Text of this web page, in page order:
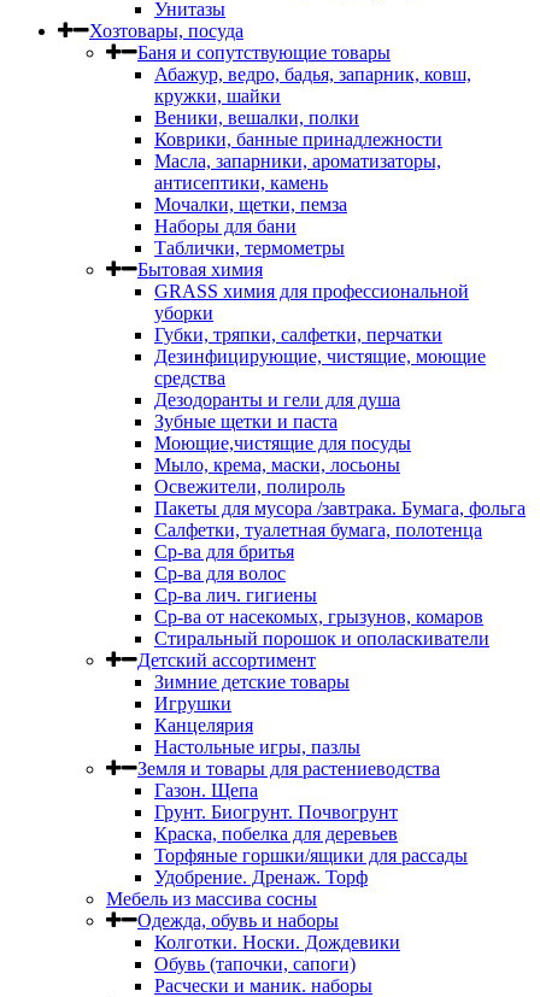
Унитазы
Хозтовары, посуда
Баня и сопутствующие товары
Абажур, ведро, бадья, запарник, ковш,
кружки, шайки
Веники, вешалки, полки
Коврики, банные принадлежности
Масла, запарники, ароматизаторы,
антисептики, камень
Мочалки, щетки, пемза
Наборы для бани
Таблички, термометры
Бытовая химия
GRASS химия для профессиональной
уборки
Губки, тряпки, салфетки, перчатки
Дезинфицирующие, чистящие, моющие
средства
Дезодоранты и гели для душа
Зубные щетки и паста
Моющие,чистящие для посуды
Мыло, крема, маски, лосьоны
Освежители, полироль
Пакеты для мусора /завтрака. Бумага, фольга
Салфетки, туалетная бумага, полотенца
Ср-ва для бритья
Ср-ва для волос
Ср-ва лич. гигиены
Ср-ва от насекомых, грызунов, комаров
Стиральный порошок и ополаскиватели
Детский ассортимент
Зимние детские товары
Игрушки
Канцелярия
Настольные игры, пазлы
Земля и товары для растениеводства
Газон. Щепа
Грунт. Биогрунт. Почвогрунт
Краска, побелка для деревьев
Торфяные горшки/ящики для рассады
Удобрение. Дренаж. Торф
Мебель из массива сосны
Одежда, обувь и наборы
Колготки. Носки. Дождевики
Обувь (тапочки, сапоги)
Расчески и маник. наборы